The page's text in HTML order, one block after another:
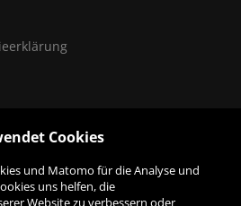
Cookies
und Matomo für die Analyse und
uns helfen, die
Website zu verbessern oder